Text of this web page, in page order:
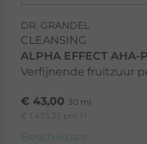
DR. GRANDEL
CLEANSING
ALPHA EFFECT AHA-
Verfijnende fruitzuur
€ 43,00 30 ml
€ 1.433,33 pro 1 l
Beschikbaar